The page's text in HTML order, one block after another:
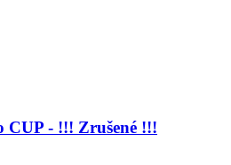
CUP - !!! Zrušené !!!